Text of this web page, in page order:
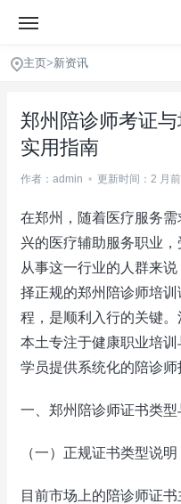
主页>新资讯
郑州陪诊师考证
实用指南
作者：admin • 更新时间：2 月前
在郑州，随着医疗服务
兴的医疗辅助服务职业
从事这一行业的人群来
择正规的郑州陪诊师培
程，是顺利入行的关键
本土专注于健康职业培
学员提供系统化的陪诊师
一、郑州陪诊师证书类
（一）正规证书类型说明
目前市场上的陪诊师证